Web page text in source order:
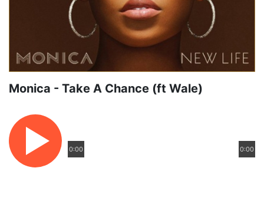
Monica - Take A Chance (ft Wale)
0:00 0:00